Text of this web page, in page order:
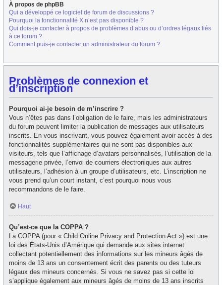
À propos de phpBB
Qui a développé ce logiciel de forum de discussions ?
Pourquoi la fonctionnalité X n’est pas disponible ?
Qui dois-je contacter à propos de problèmes d’abus ou d’ordres légaux liés
à ce forum ?
Comment puis-je contacter un administrateur du forum ?
Problèmes de connexion et
d’inscription
Pourquoi ai-je besoin de m’inscrire ?
Vous n’êtes pas dans l’obligation de le faire, mais les administrateurs
du forum peuvent limiter la publication de messages aux utilisateurs
inscrits. En vous inscrivant, vous pouvez également avoir accès à des
fonctionnalités supplémentaires qui ne sont pas disponibles aux
visiteurs, tels que l’affichage d’avatars personnalisés, l’utilisation de la
messagerie privée, l’envoi de courriers électroniques aux autres
utilisateurs, l’adhésion à un groupe d’utilisateurs, etc. L’inscription ne
vous prend qu’un court instant, c’est pourquoi nous vous
recommandons de le faire.
Haut
Qu’est-ce que la COPPA ?
La COPPA (pour « Child Online Privacy and Protection Act ») est une
loi des États-Unis d’Amérique qui demande aux sites internet
collectant potentiellement des informations sur les mineurs âgés de
moins de 13 ans un consentement écrit des parents ou des tuteurs
légaux des mineurs concernés. Si vous ne savez pas si cette loi
s’applique également aux mineurs âgés de moins de 13 ans inscrits